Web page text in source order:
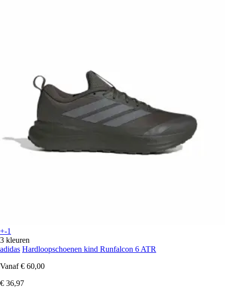
+-1
3 kleuren
adidas Hardloopschoenen kind Runfalcon 6 ATR
Vanaf € 60,00
€ 36,97